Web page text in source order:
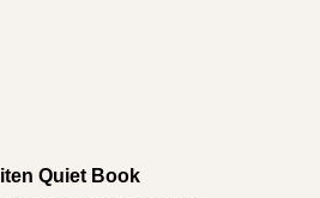
Quiet Book